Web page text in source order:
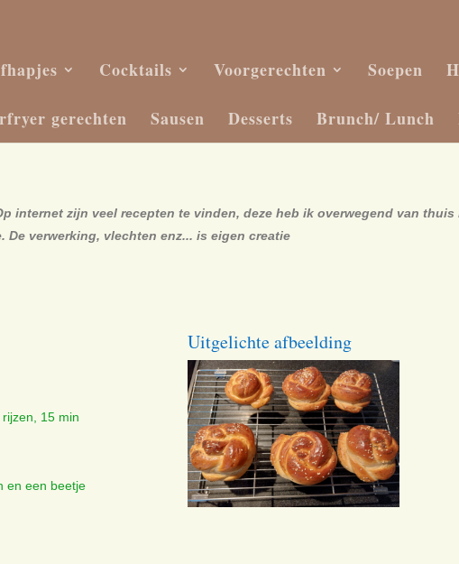
Cocktails Voorgerechten Soepen
gerechten Sausen Desserts Brunch/ Lunch
internet zijn veel recepten te vinden, deze heb ik overwegend van thuis
verwerking, vlechten enz... is eigen creatie
15 min
en een beetje
Uitgelichte afbeelding